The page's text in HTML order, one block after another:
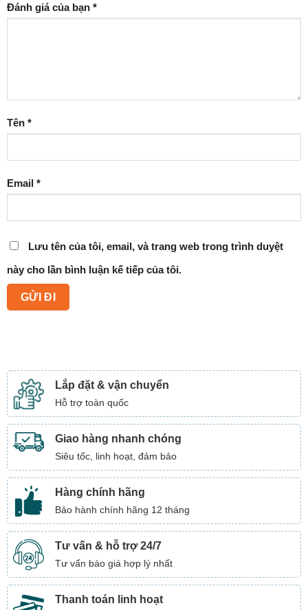
Đánh giá của bạn *
Tên *
Email *
Lưu tên của tôi, email, và trang web trong trình duyệt
này cho lần bình luận kế tiếp của tôi.
Lắp đặt & vận chuyển
Hỗ trợ toàn quốc
Giao hàng nhanh chóng
Siêu tốc, linh hoạt, đảm bảo
Hàng chính hãng
Bảo hành chính hãng 12 tháng
Tư vấn & hỗ trợ 24/7
Tư vấn báo giá hợp lý nhất
Thanh toán linh hoạt